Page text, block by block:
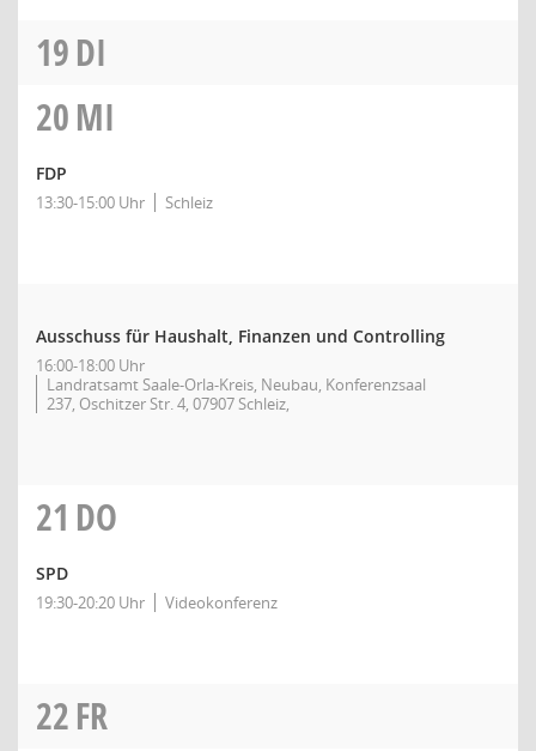
19DI
20MI
FDP
13:30-15:00 Uhr Schleiz
Ausschuss für Haushalt, Finanzen und Controlling
16:00-18:00 Uhr
Landratsamt Saale-Orla-Kreis, Neubau, Konferenzsaal
237, Oschitzer Str. 4, 07907 Schleiz,
21 DO
SPD
19:30-20:20 Uhr Videokonferenz
22FR